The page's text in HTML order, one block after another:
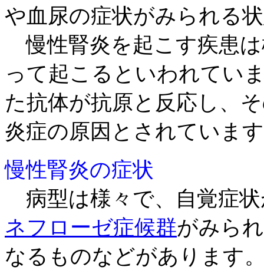
や血尿の症状がみられる
慢性腎炎を起こす疾患
って起こるといわれてい
た抗体が抗原と反応し、
炎症の原因とされていま
慢性腎炎の症状
病型は様々で、自覚症
ネフローゼ症候群がみら
なるものなどがあります